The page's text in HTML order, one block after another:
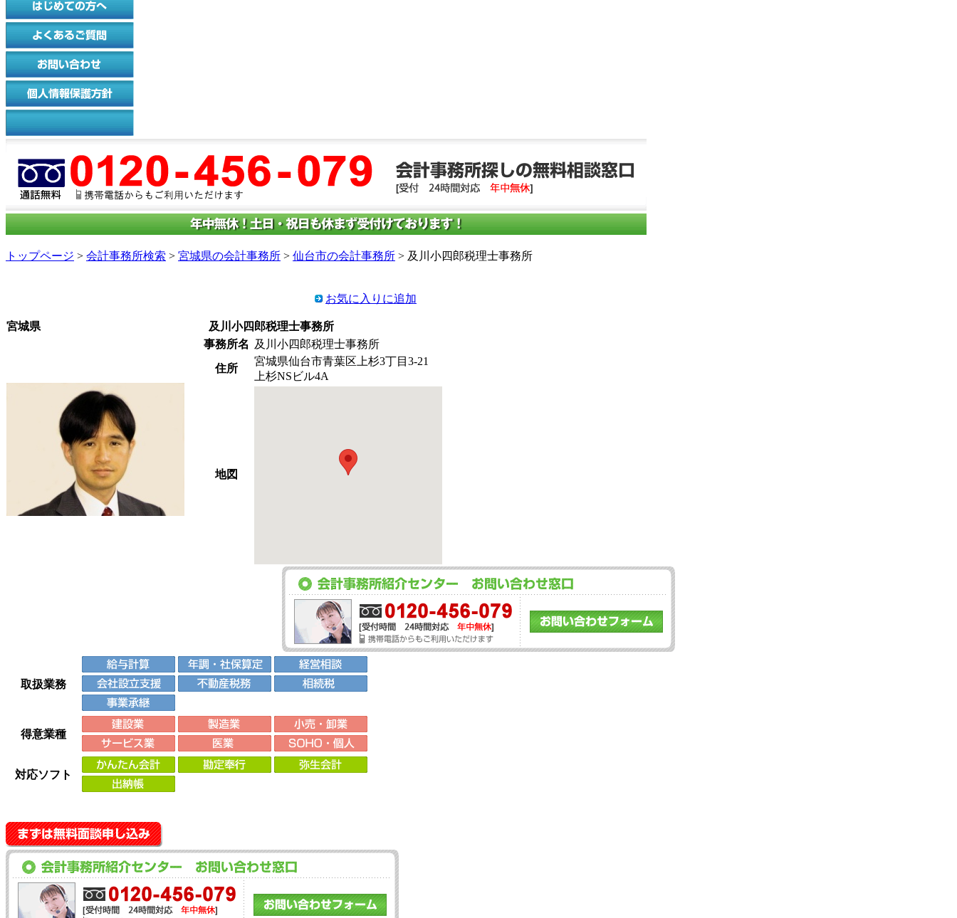
トップページ > 会計事務所検索 > 宮城県の会計事務所 > 仙台市の会計事務所 > 及川小四郎税理士事務所
お気に入りに追加
宮城県
及川小四郎税理士事務所
事務所名
及川小四郎税理士事務所
住所
宮城県仙台市青葉区上杉3丁目3-21
上杉NSビル4A
地図
取扱業務
得意業種
対応ソフト